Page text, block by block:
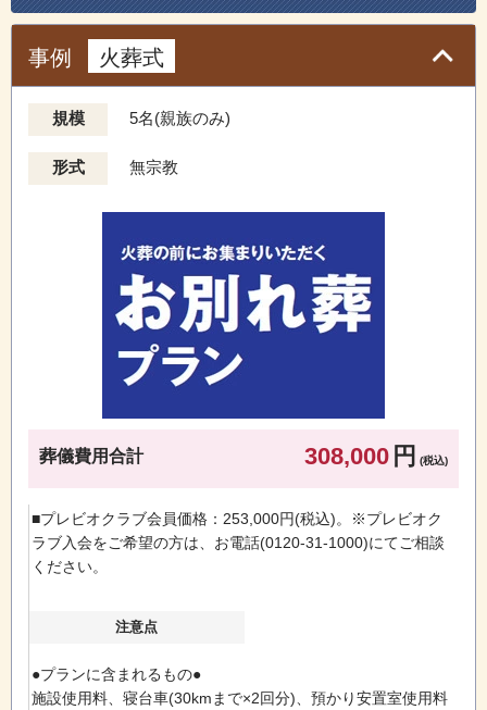
事例 火葬式
規模 5名(親族のみ)
形式 無宗教
葬儀費用合計 308,000 円 (税込)
■プレビオクラブ会員価格：253,000円(税込)。※プレビオク
ラブ入会をご希望の方は、お電話(0120-31-1000)にてご相談
ください。
注意点
●プランに含まれるもの●
施設使用料、寝台車(30kmまで×2回分)、預かり安置室使用料